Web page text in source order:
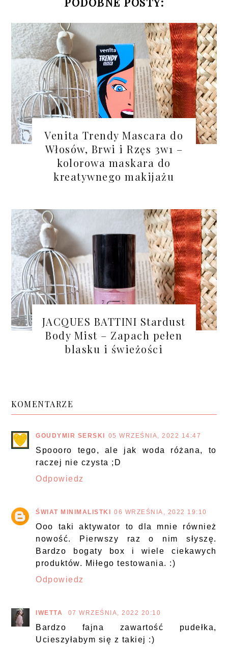
Venita Trendy Mascara do
Włosów, Brwi i Rzęs 3w1 –
kolorowa maskara do
kreatywnego makijażu
JACQUES BATTINI Stardust
Body Mist – Zapach pełen
blasku i świeżości
KOMENTARZE
GOUDYMIR SERSKI 05 WRZEŚNIA, 2022 14:47
Spoooro tego, ale jak woda różana, to
raczej nie czysta ;D
Odpowiedz
ŚWIAT MINIMALISTKI 06 WRZEŚNIA, 2022 19:10
Ooo taki aktywator to dla mnie również
nowość. Pierwszy raz o nim słyszę.
Bardzo bogaty box i wiele ciekawych
produktów. Miłego testowania. :)
Odpowiedz
IWETTA 07 WRZEŚNIA, 2022 20:10
Bardzo fajna zawartość pudełka,
Ucieszyłabym się z takiej :)